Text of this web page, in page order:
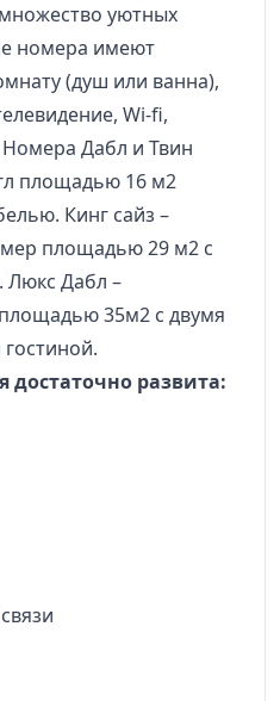
уютных
номера имеют
(душ или ванна),
Wi-fi,
Дабл и Твин
площадью 16 м2
Кинг сайз –
площадью 29 м2 с
Люкс Дабл –
35м2 с двумя
достаточно развита: